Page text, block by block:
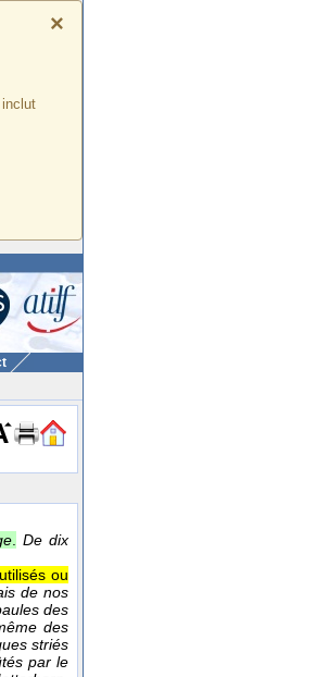
×
.
De dix
ou
de nos
des
des
striés
par le